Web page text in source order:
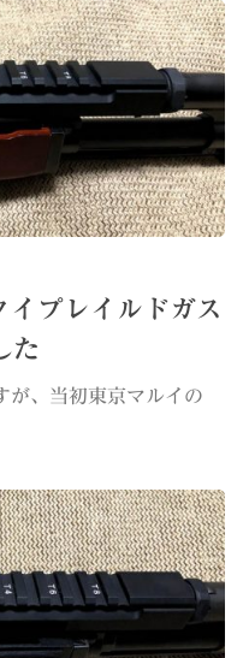
プレイルドガス
た
が、当初東京マルイの